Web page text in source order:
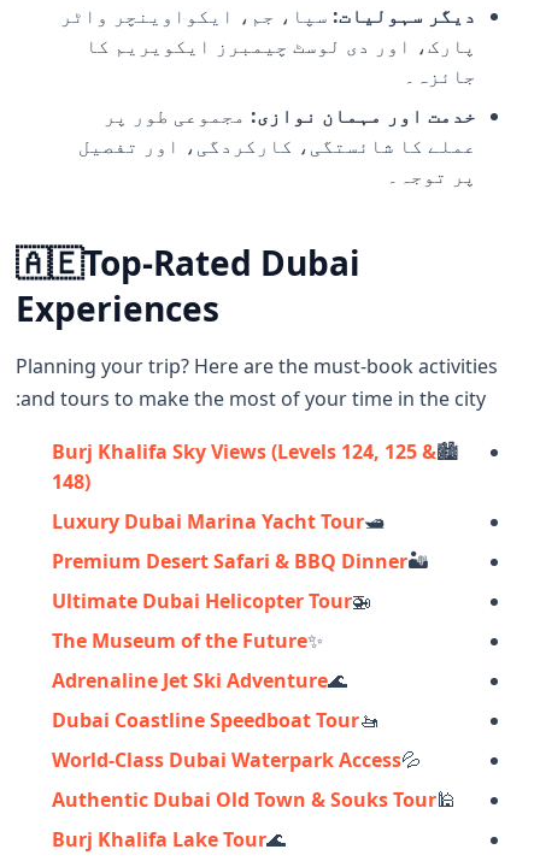
دیگر سہولیات: سپا، جم، ایکواوینچر واٹر
پارک، اور دی لوسٹ چیمبرز ایکویریم کا
جائزہ۔
خدمت اور مہمان نوازی: مجموعی طور پر
عملے کا شائستگی، کارکردگی، اور تفصیل
پر توجہ۔
🇦🇪Top-Rated Dubai
Experiences
Planning your trip? Here are the must-book activities
and tours to make the most of your time in the city:
🏙️
Burj Khalifa Sky Views (Levels 124, 125 &
148)
🛥️
Luxury Dubai Marina Yacht Tour
🏜️
Premium Desert Safari & BBQ Dinner
🚁
Ultimate Dubai Helicopter Tour
✨
The Museum of the Future
🌊
Adrenaline Jet Ski Adventure
🚤
Dubai Coastline Speedboat Tour
💦
World-Class Dubai Waterpark Access
🕌
Authentic Dubai Old Town & Souks Tour
🌊
Burj Khalifa Lake Tour